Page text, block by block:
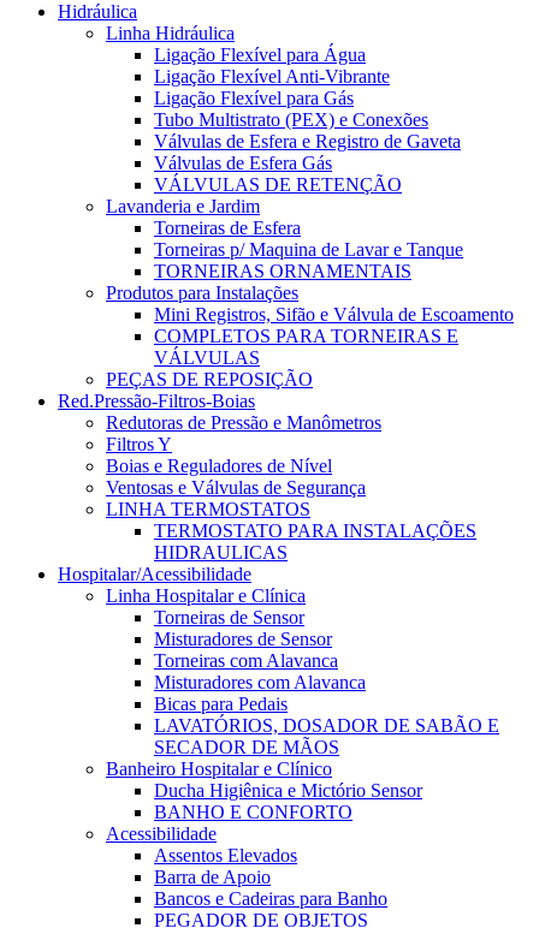
Hidráulica
Linha Hidráulica
Ligação Flexível para Água
Ligação Flexível Anti-Vibrante
Ligação Flexível para Gás
Tubo Multistrato (PEX) e Conexões
Válvulas de Esfera e Registro de Gaveta
Válvulas de Esfera Gás
VÁLVULAS DE RETENÇÃO
Lavanderia e Jardim
Torneiras de Esfera
Torneiras p/ Maquina de Lavar e Tanque
TORNEIRAS ORNAMENTAIS
Produtos para Instalações
Mini Registros, Sifão e Válvula de Escoamento
COMPLETOS PARA TORNEIRAS E
VÁLVULAS
PEÇAS DE REPOSIÇÃO
Red.Pressão-Filtros-Boias
Redutoras de Pressão e Manômetros
Filtros Y
Boias e Reguladores de Nível
Ventosas e Válvulas de Segurança
LINHA TERMOSTATOS
TERMOSTATO PARA INSTALAÇÕES
HIDRAULICAS
Hospitalar/Acessibilidade
Linha Hospitalar e Clínica
Torneiras de Sensor
Misturadores de Sensor
Torneiras com Alavanca
Misturadores com Alavanca
Bicas para Pedais
LAVATÓRIOS, DOSADOR DE SABÃO E
SECADOR DE MÃOS
Banheiro Hospitalar e Clínico
Ducha Higiênica e Mictório Sensor
BANHO E CONFORTO
Acessibilidade
Assentos Elevados
Barra de Apoio
Bancos e Cadeiras para Banho
PEGADOR DE OBJETOS